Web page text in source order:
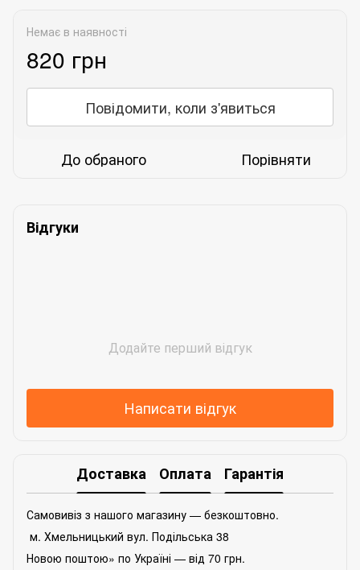
Немає в наявності
820 грн
Повідомити, коли з'явиться
До обраного Порівняти
Відгуки
Додайте перший відгук
Написати відгук
Доставка Оплата Гарантія
Самовивіз з нашого магазину — безкоштовно.
м. Хмельницький вул. Подільська 38
Новою поштою» по Україні — від 70 грн.